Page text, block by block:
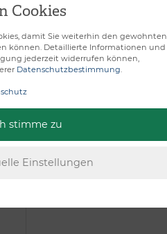
Cookies
damit Sie weiterhin den gewohnten
können. Detaillierte Informationen und
jederzeit widerrufen können,
Datenschutzbestimmung.
stimme zu